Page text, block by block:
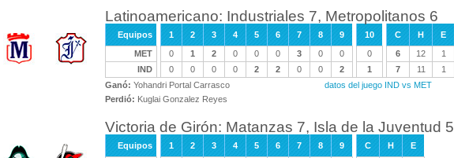
Latinoamericano: Industriales 7, Metropolitanos 6
Equipos 1 2 3 4 5 6 7 8 9 10 C H
E
MET
0 1 2 0 0 0 3 0 0 0 6 12
1
IND
0 0 0 0 2 2 0 0 2 1 7 11
1
datos del juego IND vs MET
Ganó: Yohandri Portal Carrasco
Perdió: Kuglai Gonzalez Reyes
Victoria de Girón: Matanzas 7, Isla de la Juventud 5
Equipos 1 2 3 4 5 6 7 8 9 C H
E